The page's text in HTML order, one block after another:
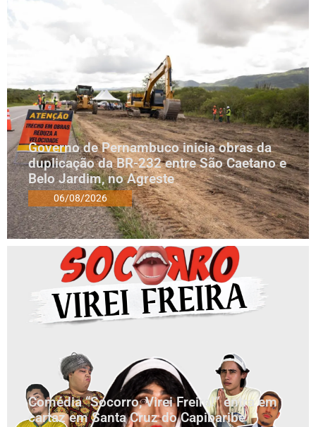
Governo de Pernambuco inicia obras da
duplicação da BR-232 entre São Caetano e
Belo Jardim, no Agreste
06/08/2026
Comédia “Socorro, Virei Freira!” entra em
cartaz em Santa Cruz do Capibaribe